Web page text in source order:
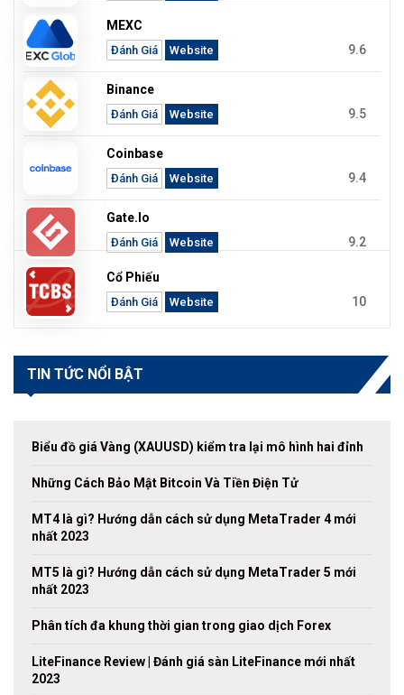
MEXC
Đánh Giá Website 9.6
Binance
Đánh Giá Website 9.5
Coinbase
Đánh Giá Website 9.4
Gate.io
Đánh Giá Website 9.2
Cổ Phiếu
Đánh Giá Website 10
TIN TỨC NỔI BẬT
Biểu đồ giá Vàng (XAUUSD) kiểm tra lại mô hình hai đỉnh
Những Cách Bảo Mật Bitcoin Và Tiền Điện Tử
MT4 là gì? Hướng dẫn cách sử dụng MetaTrader 4 mới
nhất 2023
MT5 là gì? Hướng dẫn cách sử dụng MetaTrader 5 mới
nhất 2023
Phân tích đa khung thời gian trong giao dịch Forex
LiteFinance Review | Đánh giá sàn LiteFinance mới nhất
2023